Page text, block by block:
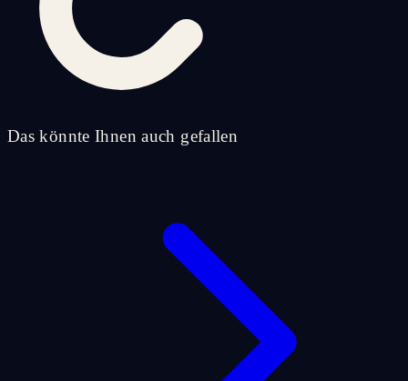
Das könnte Ihnen auch gefallen